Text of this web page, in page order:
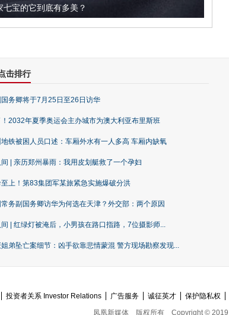
七宝的它到底有多美？ 这
击排行
务卿将于7月25日至26日访华
！2032年夏季奥运会主办城市为澳大利亚布里斯班
铁被困人员口述：车厢外水有一人多高 车厢内缺氧
| 亲历郑州暴雨：我用皮划艇救了一个孕妇
上！第83集团军某旅紧急实施爆破分洪
务副国务卿访华为何选在天津？外交部：两个原因
| 红绿灯被淹后，小男孩在路口指路，7位摄影师...
弟坠亡案细节：凶手欲靠悲情蒙混 警方现场勘察发现...
投资者关系 Investor Relations 广告服务 诚征英才 保护隐私权
凤凰新媒体
版权所有 Copyright ©